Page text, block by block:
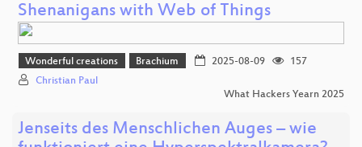
Shenanigans with Web of Things
Wonderful creations Brachium 2025-08-09
157
Christian Paul
What Hackers Yearn 2025
Jenseits des Menschlichen Auges – wie